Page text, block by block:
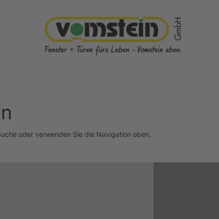
oder verwenden Sie die Navigation oben,